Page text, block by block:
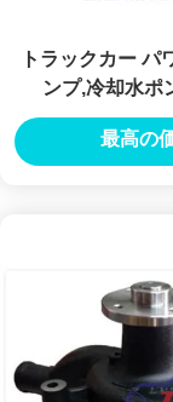
トラックカー パ
ンプ,冷却水ポ
最高の